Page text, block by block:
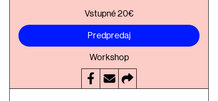
Vstupné 20€
Predpredaj
Workshop